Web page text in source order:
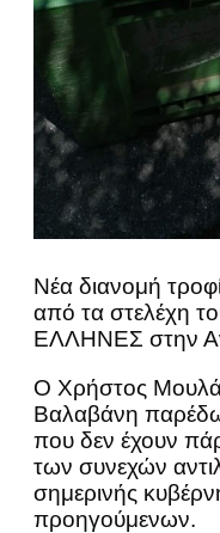
Νέα διανομή
από τα στελέχη
ΕΛΛΗΝΕΣ στην
Ο Χρήστος
Βαλαβάνη
που δεν έχουν
των συνεχών
σημερινής
προηγούμενων.